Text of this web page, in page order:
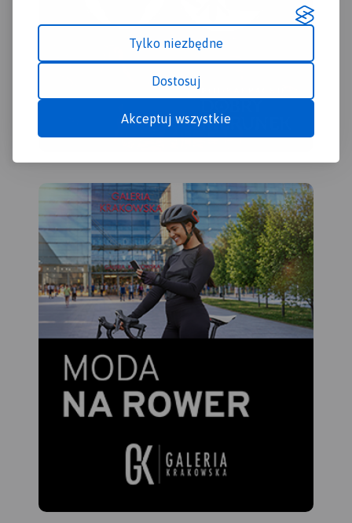
Tylko niezbędne
Dostosuj
Akceptuj wszystkie